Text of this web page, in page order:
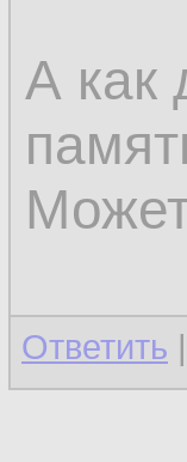
А как
Ответить |